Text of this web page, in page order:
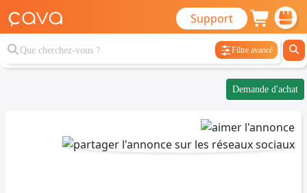
Support
Filtre avancé
Demande d'achat